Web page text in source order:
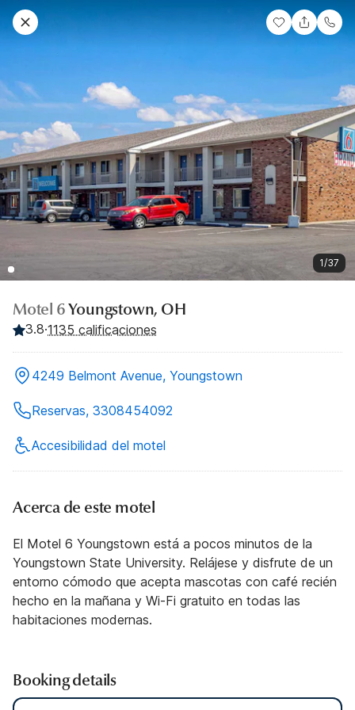
1/37
Motel 6Youngstown, OH
3.8·1135 calificaciones
4249 Belmont Avenue, Youngstown
Reservas, 3308454092
Accesibilidad del motel
Acerca de este motel
El Motel 6 Youngstown está a pocos minutos de la
Youngstown State University. Relájese y disfrute de un
entorno cómodo que acepta mascotas con café recién
hecho en la mañana y Wi-Fi gratuito en todas las
habitaciones modernas.
Booking details